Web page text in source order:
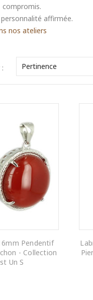
compromis.
affirmée.
nos ateliers
Pertinence
Pendentif
- Collection
Un S